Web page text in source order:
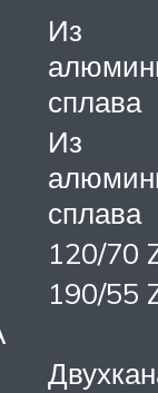
Из
сплава
Из
сплава
120/70
190/55